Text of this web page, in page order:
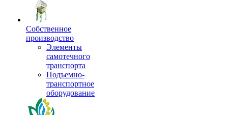
Собственное
производство
Элементы
самотечного
транспорта
Подъемно-
транспортное
оборудование